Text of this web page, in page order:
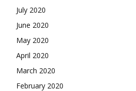
July 2020
June 2020
May 2020
April 2020
March 2020
February 2020